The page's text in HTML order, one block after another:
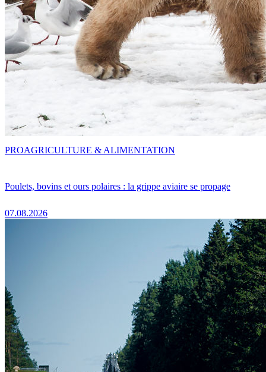
Poulets, bovins et ours polaires : la grippe aviaire se propage
07.08.2026
PROAGRICULTURE & ALIMENTATION